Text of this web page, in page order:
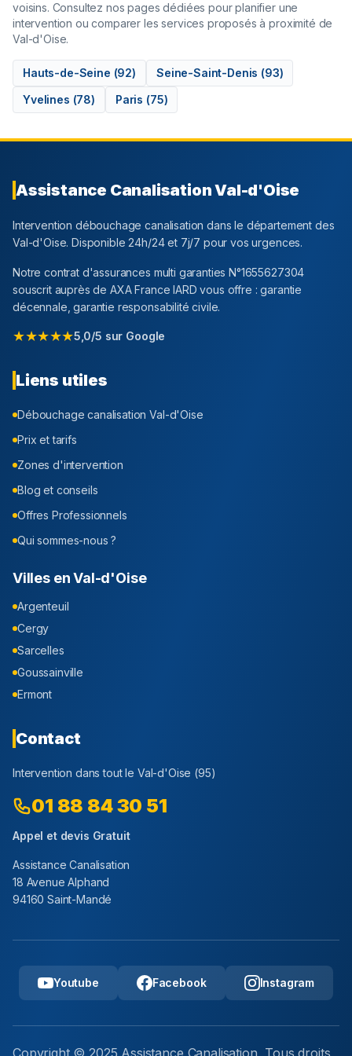
voisins. Consultez nos pages dédiées pour planifier une
intervention ou comparer les services proposés à proximité de
Val-d'Oise.
Hauts-de-Seine (92) Seine-Saint-Denis (93)
Yvelines (78) Paris (75)
Assistance CanalisationVal-d'Oise
Intervention débouchage canalisation dans le département des
Val-d'Oise. Disponible 24h/24 et 7j/7 pour vos urgences.
Notre contrat d'assurances multi garanties N°1655627304
souscrit auprès de AXA France IARD vous offre : garantie
décennale, garantie responsabilité civile.
★★★★★5,0/5 sur Google
Liens utiles
Débouchage canalisationVal-d'Oise
Prix et tarifs
Zones d'intervention
Blog et conseils
Offres Professionnels
Qui sommes-nous ?
Villes enVal-d'Oise
Argenteuil
Cergy
Sarcelles
Goussainville
Ermont
Contact
Intervention dans tout le Val-d'Oise (95)
01 88 84 30 51
Appel et devis Gratuit
Assistance Canalisation
18 Avenue Alphand
94160 Saint-Mandé
Youtube Facebook Instagram